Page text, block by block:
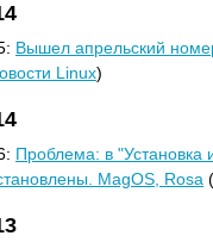
Вышел апрельский
Linux)
Проблема: в "Установка
MagOS, Rosa (